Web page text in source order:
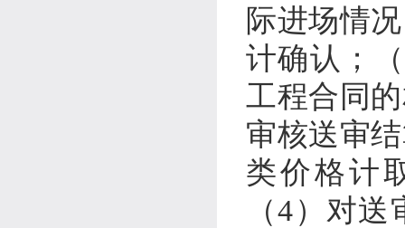
际进场情
计确认；（
工程合同
审核送审
类价格计
（4）对送